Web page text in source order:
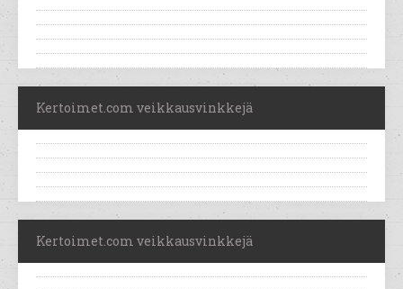
Kertoimet.com veikkausvinkkejä
Kertoimet.com veikkausvinkkejä